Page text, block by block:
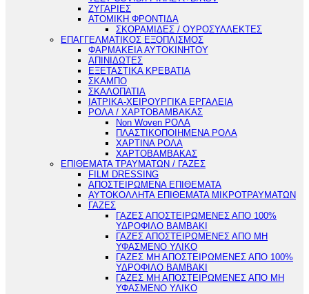
ΖΥΓΑΡΙΕΣ
ΑΤΟΜΙΚΗ ΦΡΟΝΤΙΔΑ
ΣΚΟΡΑΜΙΔΕΣ / ΟΥΡΟΣΥΛΛΕΚΤΕΣ
ΕΠΑΓΓΕΛΜΑΤΙΚΟΣ ΕΞΟΠΛΙΣΜΟΣ
ΦΑΡΜΑΚΕΙΑ ΑΥΤΟΚΙΝΗΤΟΥ
ΑΠΙΝΙΔΩΤΕΣ
ΕΞΕΤΑΣΤΙΚΑ ΚΡΕΒΑΤΙΑ
ΣΚΑΜΠΟ
ΣΚΑΛΟΠΑΤΙΑ
ΙΑΤΡΙΚΑ-ΧΕΙΡΟΥΡΓΙΚΑ ΕΡΓΑΛΕΙΑ
ΡΟΛΑ / ΧΑΡΤΟΒΑΜΒΑΚΑΣ
Non Woven ΡΟΛΑ
ΠΛΑΣΤΙΚΟΠΟΙΗΜΕΝΑ ΡΟΛΑ
ΧΑΡΤΙΝΑ ΡΟΛΑ
ΧΑΡΤΟΒΑΜΒΑΚΑΣ
ΕΠΙΘΕΜΑΤΑ ΤΡΑΥΜΑΤΩΝ / ΓΑΖΕΣ
FILM DRESSING
ΑΠΟΣΤΕΙΡΩΜΕΝΑ ΕΠΙΘΕΜΑΤΑ
ΑΥΤΟΚΟΛΛΗΤΑ ΕΠΙΘΕΜΑΤΑ ΜΙΚΡΟΤΡΑΥΜΑΤΩΝ
ΓΑΖΕΣ
ΓΑΖΕΣ ΑΠΟΣΤΕΙΡΩΜΕΝΕΣ ΑΠΟ 100%
ΥΔΡΟΦΙΛΟ ΒΑΜΒΑΚΙ
ΓΑΖΕΣ ΑΠΟΣΤΕΙΡΩΜΕΝΕΣ ΑΠΟ ΜΗ
ΥΦΑΣΜΕΝΟ ΥΛΙΚΟ
ΓΑΖΕΣ ΜΗ ΑΠΟΣΤΕΙΡΩΜΕΝΕΣ ΑΠΟ 100%
ΥΔΡΟΦΙΛΟ ΒΑΜΒΑΚΙ
ΓΑΖΕΣ ΜΗ ΑΠΟΣΤΕΙΡΩΜΕΝΕΣ ΑΠΟ ΜΗ
ΥΦΑΣΜΕΝΟ ΥΛΙΚΟ